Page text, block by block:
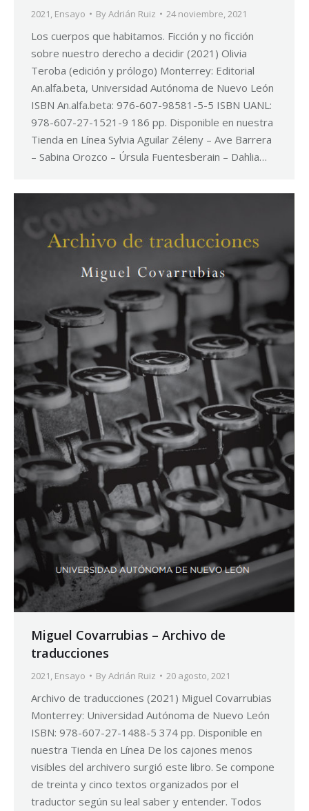
2021, Ensayo ByAdrián Ruiz 24 noviembre, 2021
Los cuerpos que habitamos. Ficción y no ficción
sobre nuestro derecho a decidir (2021) Olivia
Teroba (edición y prólogo) Monterrey: Editorial
An.alfa.beta, Universidad Autónoma de Nuevo León
ISBN An.alfa.beta: 976-607-98581-5-5 ISBN UANL:
978-607-27-1521-9 186 pp. Disponible en nuestra
Tienda en Línea Sylvia Aguilar Zéleny – Ave Barrera
– Sabina Orozco – Úrsula Fuentesberain – Dahlia…
Miguel Covarrubias – Archivo de
traducciones
2021, Ensayo ByAdrián Ruiz 20 agosto, 2021
Archivo de traducciones (2021) Miguel Covarrubias
Monterrey: Universidad Autónoma de Nuevo León
ISBN: 978-607-27-1488-5 374 pp. Disponible en
nuestra Tienda en Línea De los cajones menos
visibles del archivero surgió este libro. Se compone
de treinta y cinco textos organizados por el
traductor según su leal saber y entender. Todos